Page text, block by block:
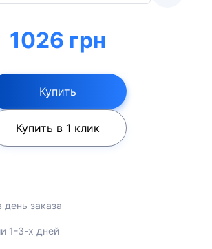
1026 грн
Купить
Купить в 1 клик
день заказа
1-3-х дней